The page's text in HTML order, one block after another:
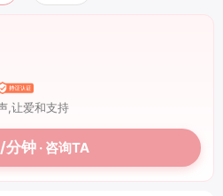
,让爱和支持
分钟· 咨询TA